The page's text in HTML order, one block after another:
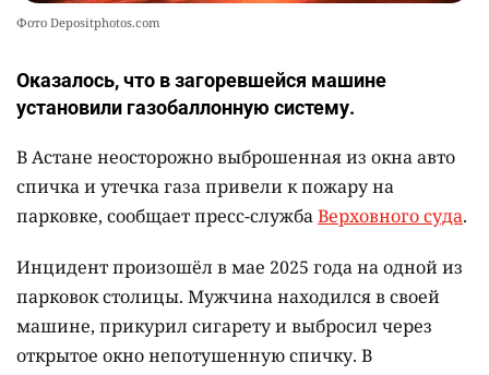
Фото Depositphotos.com
Оказалось, что в загоревшейся машине
установили газобаллонную систему.
В Астане неосторожно выброшенная из окна авто
спичка и утечка газа привели к пожару на
парковке, сообщает пресс-службаВерховного суда.
Инцидент произошёл в мае 2025 года на одной из
парковок столицы. Мужчина находился в своей
машине, прикурил сигарету и выбросил через
открытое окно непотушенную спичку. В